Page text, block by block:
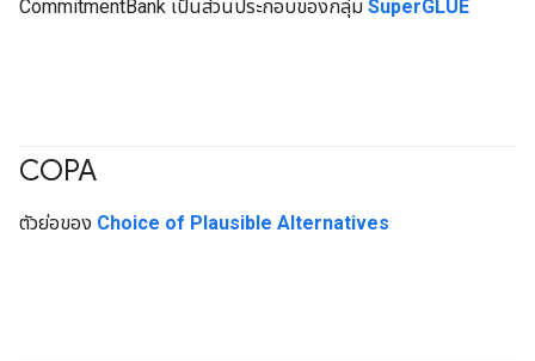
CommitmentBank เป็นส่วนประกอบของกลุ่ม SuperGLUE
COPA
ตัวย่อของ Choice of Plausible Alternatives